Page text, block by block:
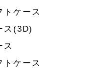
ケース
ス(3D)
ス
ケース